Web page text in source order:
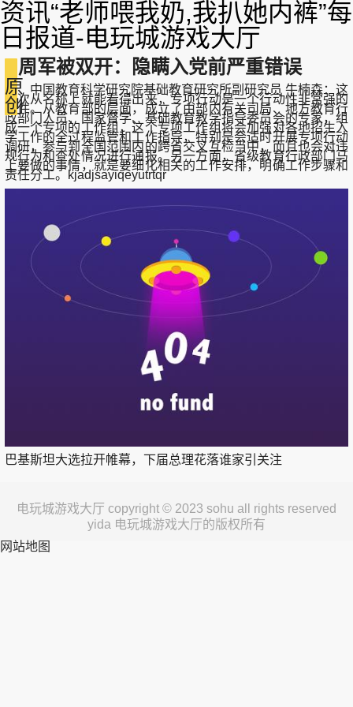
资讯“老师喂我奶,我扒她内裤”每
日报道-电玩城游戏大厅
原
创
周军被双开：隐瞒入党前严重错误
中国教育科学研究院基础教育研究所副研究员 牛楠森：这
一次从名称上就能看得出来，专项行动是一个行动性非常强的
文件。从教育部的层面，成立了由部内有关司局、地方教育行
政部门人员、国家督学、基础教育教学指导委员会的专家，组
成一个专项的工作组，这个专项工作组将会加强对各地招生入
学工作的全过程监管和工作指导，特别是会适时开展专项行动
调研，参与到全国范围内的跨省交叉互检当中，而且也会对违
规行为和查处情况进行通报。另一方面，省级教育行政部门马
上要做的事情，就是要细化相关的工作安排，明确工作步骤和
责任分工。kjadjsayiqeyutrtqr
巴基斯坦大选拉开帷幕，下届总理花落谁家引关注
电玩城游戏大厅 copyright © 2023 sohu all rights reserved
yida 电玩城游戏大厅的版权所有
网站地图